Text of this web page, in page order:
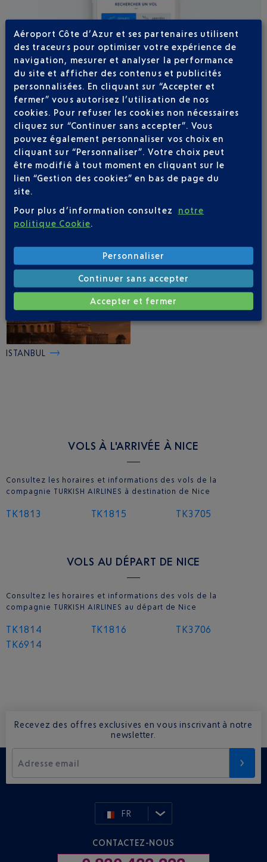
APPLICATION AÉROPORT NICE
1 DESTINATIONS AVEC TURKISH AIRLINES AU
ISTANBUL
VOLS À L'ARRIVÉE À NICE
Consultez les horaires et informations des vols de la
compagnie TURKISH AIRLINES à destination de Nice
TK1813 TK1815 TK3705
VOLS AU DÉPART DE NICE
Consultez les horaires et informations des vols de la
compagnie TURKISH AIRLINES au départ de Nice
TK1814 TK1816
TK3706
TK6914
Recevez des offres exclusives en vous inscrivant à notre
newsletter.
Adresse email
FR
CONTACTEZ-NOUS
Aéroport Côte d’Azur et ses partenaires utilisent
des traceurs pour optimiser votre expérience de
navigation, mesurer et analyser la performance
du site et afficher des contenus et publicités
personnalisées. En cliquant sur “Accepter et
fermer” vous autorisez l’utilisation de nos
cookies. Pour refuser les cookies non nécessaires
cliquez sur “Continuer sans accepter”. Vous
pouvez également personnaliser vos choix en
cliquant sur “Personnaliser”. Votre choix peut
être modifié à tout moment en cliquant sur le
lien “Gestion des cookies” en bas de page du
site.
Pour plus d’information consultez
notre
politique Cookie
Personnaliser
Continuer sans accepter
Accepter et fermer